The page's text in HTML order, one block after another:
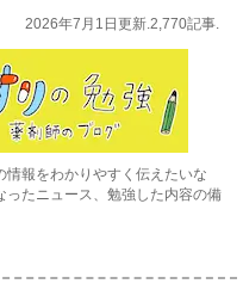
2026年7月1日更新.2,770記事.
報をわかりやすく伝えたいな
ったニュース、勉強した内容の備